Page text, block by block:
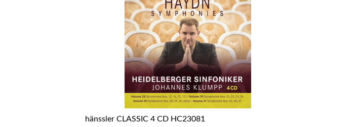
hänssler CLASSIC 4 CD HC23081